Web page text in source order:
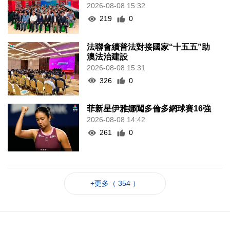
2026-08-08 15:32
219
0
法聯會續普法對接國家“十五五”助
澳法治建設
2026-08-08 15:31
326
0
菲新星伊雅娜闖多倫多網球賽16強
2026-08-08 14:42
261
0
+更多（ 354 ）